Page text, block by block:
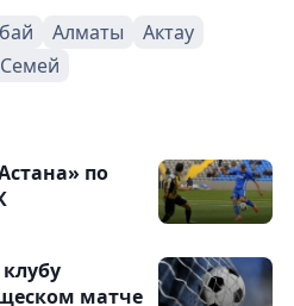
Алматы
Актау
Семей
по
матче